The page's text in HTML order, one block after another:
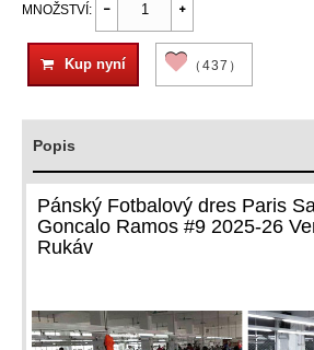
MNOŽSTVÍ:
Kup nyní （437）
Popis
Pánský Fotbalový dres Paris
Goncalo Ramos #9 2025-26
Rukáv